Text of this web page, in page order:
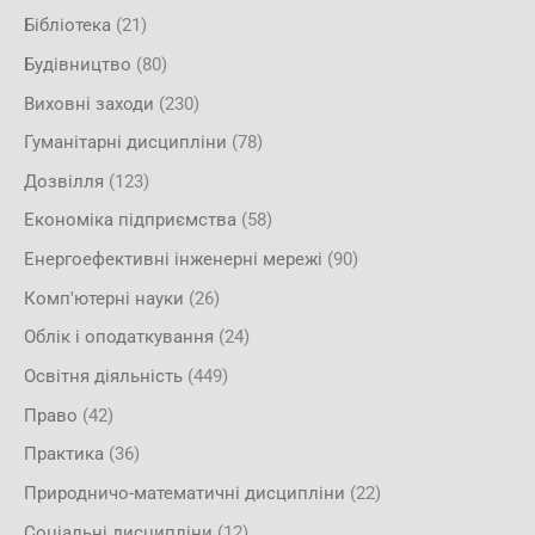
Бібліотека (21)
Будівництво (80)
Виховні заходи (230)
Гуманітарні дисципліни (78)
Дозвілля (123)
Економіка підприємства (58)
Енергоефективні інженерні мережі (90)
Комп'ютерні науки (26)
Облік і оподаткування (24)
Освітня діяльність (449)
Право (42)
Практика (36)
Природничо-математичні дисципліни (22)